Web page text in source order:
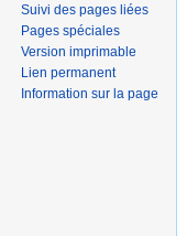
Suivi des pages liées
Pages spéciales
Version imprimable
Lien permanent
Information sur la page